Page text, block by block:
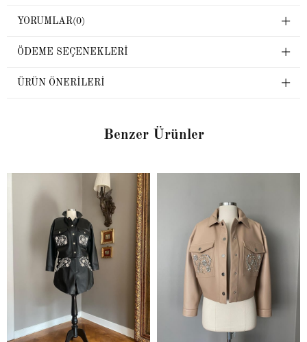
YORUMLAR(0)
ÖDEME SEÇENEKLERI
ÜRÜN ÖNERILERI
Benzer Ürünler